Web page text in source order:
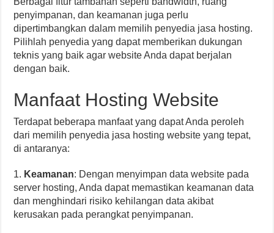
penyimpanan, dan keamanan juga perlu
dipertimbangkan dalam memilih penyedia jasa hosting.
Pilihlah penyedia yang dapat memberikan dukungan
teknis yang baik agar website Anda dapat berjalan
dengan baik.
Manfaat Hosting Website
Terdapat beberapa manfaat yang dapat Anda peroleh
dari memilih penyedia jasa hosting website yang tepat,
di antaranya:
1. Keamanan: Dengan menyimpan data website pada
server hosting, Anda dapat memastikan keamanan data
dan menghindari risiko kehilangan data akibat
kerusakan pada perangkat penyimpanan.